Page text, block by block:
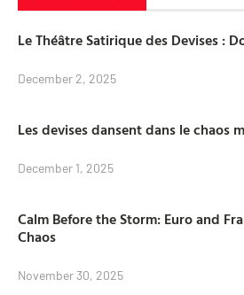
Le Théâtre Satirique des Devises :
December 2, 2025
Les devises dansent dans le chaos
December 1, 2025
Calm Before the Storm: Euro and
Chaos
November 30, 2025